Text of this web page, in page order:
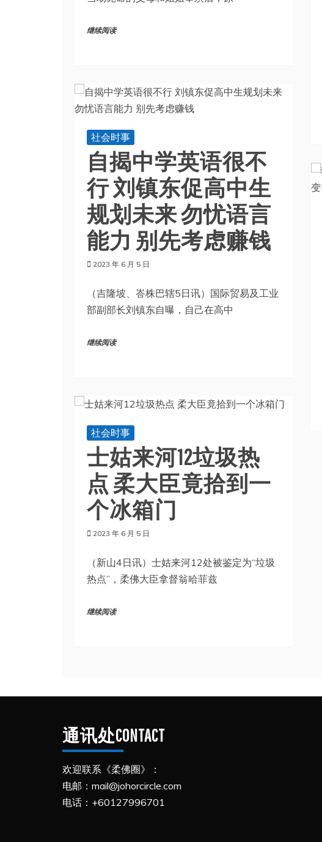
继续阅读
社会时事
自揭中学英语很不
行 刘镇东促高中生
规划未来 勿忧语言
能力 别先考虑赚钱
2023 年 6 月 5 日
（吉隆坡、峇株巴辖5日讯）国际贸易及工业
部副部长刘镇东自曝，自己在高中
继续阅读
社会时事
士姑来河12垃圾热
点 柔大臣竟拾到一
个冰箱门
2023 年 6 月 5 日
（新山4日讯）士姑来河12处被鉴定为“垃圾
热点”，柔佛大臣拿督翁哈菲兹
继续阅读
通讯处CONTACT
欢迎联系《柔佛圈》：
电邮：mail@johorcircle.com
电话：+60127996701